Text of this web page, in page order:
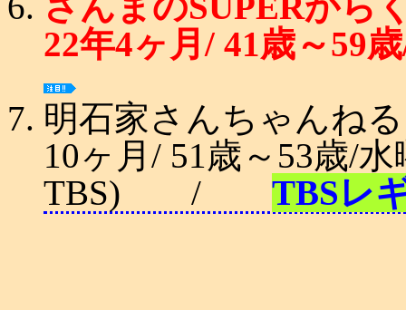
22年4ヶ月/ 41歳～59
明石家さんちゃんね
10ヶ月/ 51歳～53歳/
TBS) / TBSレ